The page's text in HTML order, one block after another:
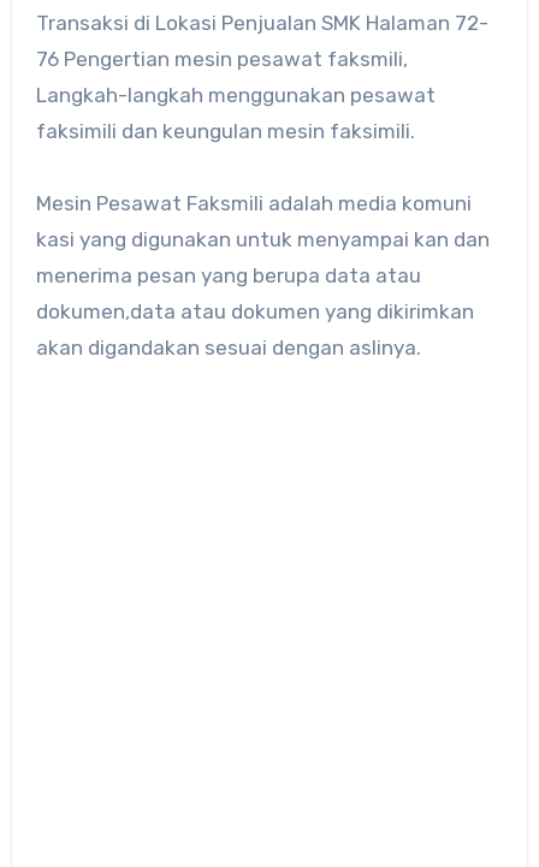
Transaksi di Lokasi Penjualan SMK Halaman 72-
76 Pengertian mesin pesawat faksmili,
Langkah-langkah menggunakan pesawat
faksimili dan keungulan mesin faksimili.
Mesin Pesawat Faksmili adalah media komuni
kasi yang digunakan untuk menyampai kan dan
menerima pesan yang berupa data atau
dokumen,data atau dokumen yang dikirimkan
akan digandakan sesuai dengan aslinya.